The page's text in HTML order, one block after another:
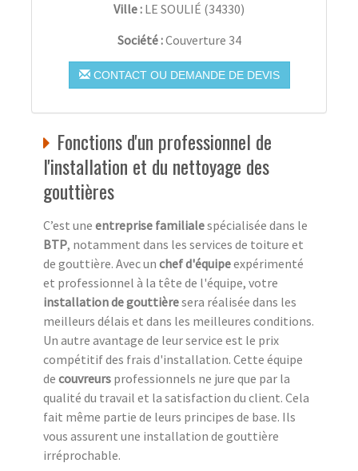
Ville : LE SOULIÉ (34330)
Société :Couverture 34
CONTACT OU DEMANDE DE DEVIS
Fonctions d'un professionnel de
l'installation et du nettoyage des
gouttières
C’est une entreprise familialespécialisée dans le
BTP, notamment dans les services de toiture et
de gouttière. Avec un chef d'équipeexpérimenté
et professionnel à la tête de l'équipe, votre
installation de gouttièresera réalisée dans les
meilleurs délais et dans les meilleures conditions.
Un autre avantage de leur service est le prix
compétitif des frais d'installation. Cette équipe
de couvreurs professionnels ne jure que par la
qualité du travail et la satisfaction du client. Cela
fait même partie de leurs principes de base. Ils
vous assurent une installation de gouttière
irréprochable.